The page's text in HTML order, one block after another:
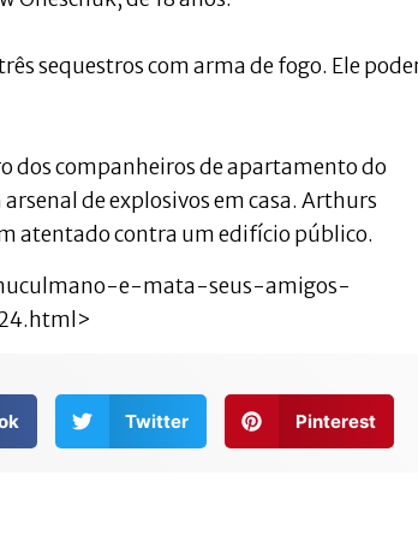
sequestros com arma de fogo. Ele
dos companheiros de apartamento do
de explosivos em casa. Arthurs
atentado contra um edifício público.
e-mata-seus-amigos-
Twitter Pinterest